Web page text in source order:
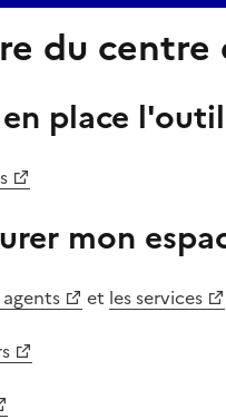
du
place l'outil
mon
et les services